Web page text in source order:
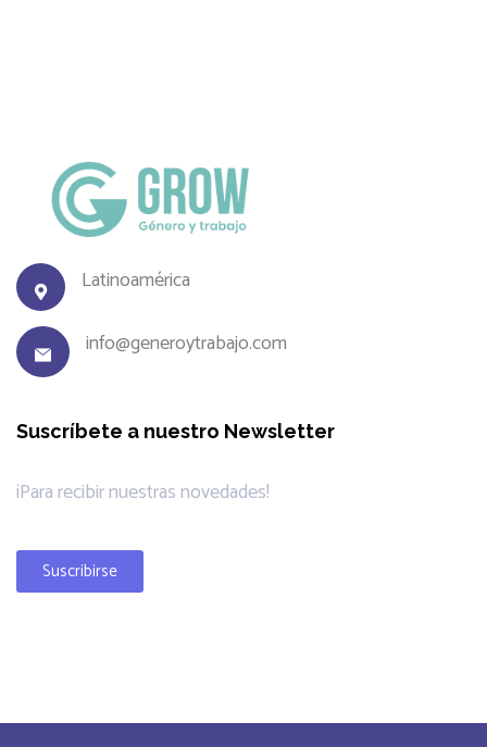
Latinoamérica
info@generoytrabajo.com
Suscríbete a nuestro Newsletter
¡Para recibir nuestras novedades!
Suscribirse